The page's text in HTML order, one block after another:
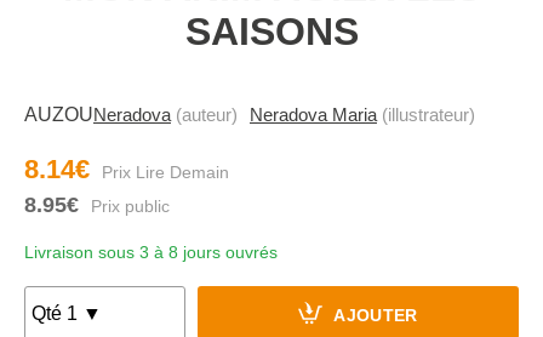
SAISONS
AUZOUNeradova (auteur) Neradova Maria (illustrateur)
8.14€
8.95€
Livraison sous 3 à 8 jours ouvrés
AJOUTER